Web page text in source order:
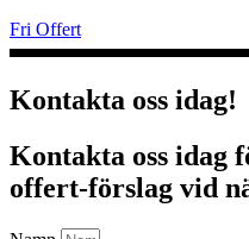
Fri Offert
Kontakta oss idag!
Kontakta oss idag
offert-förslag vid